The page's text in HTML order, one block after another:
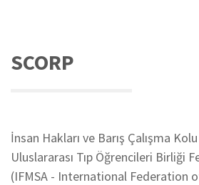
SCORP
İnsan Hakları ve Barış Çalışma
Uluslararası Tıp Öğrencileri Birliği
(IFMSA - International Federation